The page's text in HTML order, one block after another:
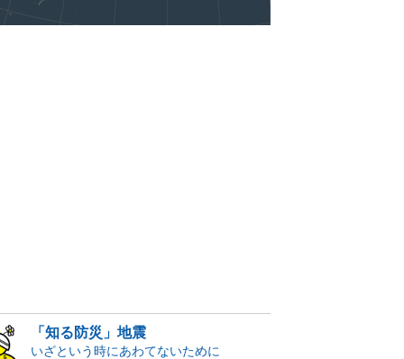
「知る防災」地震
いざという時にあわてないために